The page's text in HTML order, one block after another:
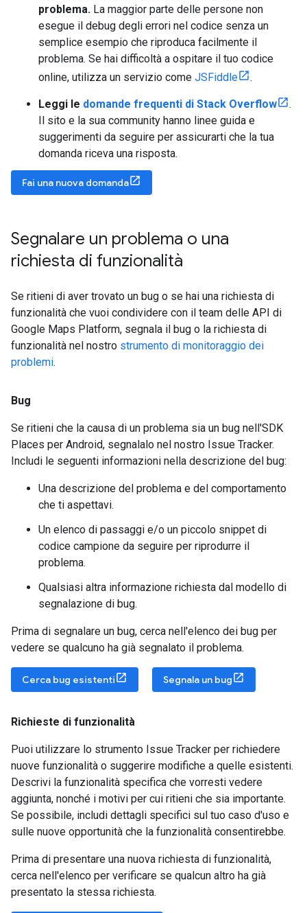
problema. La maggior parte delle persone non
esegue il debug degli errori nel codice senza un
semplice esempio che riproduca facilmente il
problema. Se hai difficoltà a ospitare il tuo codice
online, utilizza un servizio come JSFiddle .
Leggi le domande frequenti di Stack Overflow
.
Il sito e la sua community hanno linee guida e
suggerimenti da seguire per assicurarti che la tua
domanda riceva una risposta.
Fai una nuova domanda
Segnalare un problema o una
richiesta di funzionalità
Se ritieni di aver trovato un bug o se hai una richiesta di
funzionalità che vuoi condividere con il team delle API di
Google Maps Platform, segnala il bug o la richiesta di
funzionalità nel nostro strumento di monitoraggio dei
problemi.
Bug
Se ritieni che la causa di un problema sia un bug nell'SDK
Places per Android, segnalalo nel nostro Issue Tracker.
Includi le seguenti informazioni nella descrizione del bug:
Una descrizione del problema e del comportamento
che ti aspettavi.
Un elenco di passaggi e/o un piccolo snippet di
codice campione da seguire per riprodurre il
problema.
Qualsiasi altra informazione richiesta dal modello di
segnalazione di bug.
Prima di segnalare un bug, cerca nell'elenco dei bug per
vedere se qualcuno ha già segnalato il problema.
Cerca bug esistenti Segnala un bug
Richieste di funzionalità
Puoi utilizzare lo strumento Issue Tracker per richiedere
nuove funzionalità o suggerire modifiche a quelle esistenti.
Descrivi la funzionalità specifica che vorresti vedere
aggiunta, nonché i motivi per cui ritieni che sia importante.
Se possibile, includi dettagli specifici sul tuo caso d'uso e
sulle nuove opportunità che la funzionalità consentirebbe.
Prima di presentare una nuova richiesta di funzionalità,
cerca nell'elenco per verificare se qualcun altro ha già
presentato la stessa richiesta.